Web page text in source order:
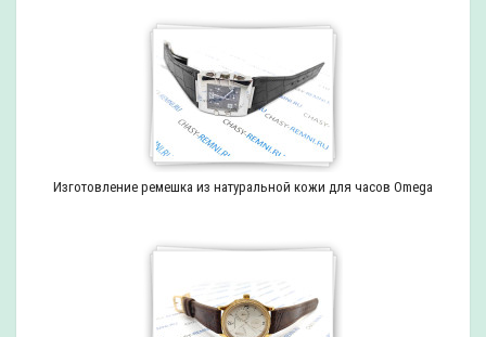
Изготовление ремешка из натуральной кожи для часов Omega